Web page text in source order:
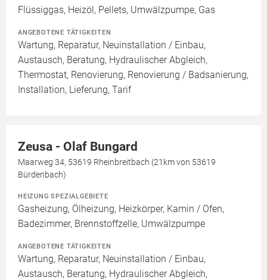
Flüssiggas, Heizöl, Pellets, Umwälzpumpe, Gas
ANGEBOTENE TÄTIGKEITEN
Wartung, Reparatur, Neuinstallation / Einbau,
Austausch, Beratung, Hydraulischer Abgleich,
Thermostat, Renovierung, Renovierung / Badsanierung,
Installation, Lieferung, Tarif
Zeusa - Olaf Bungard
Maarweg 34, 53619 Rheinbreitbach (21km von 53619
Bürdenbach)
HEIZUNG SPEZIALGEBIETE
Gasheizung, Ölheizung, Heizkörper, Kamin / Ofen,
Badezimmer, Brennstoffzelle, Umwälzpumpe
ANGEBOTENE TÄTIGKEITEN
Wartung, Reparatur, Neuinstallation / Einbau,
Austausch, Beratung, Hydraulischer Abgleich,